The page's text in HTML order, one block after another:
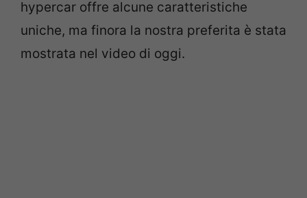
hypercar offre alcune caratteristiche
uniche, ma finora la nostra preferita è stata
mostrata nel video di oggi.